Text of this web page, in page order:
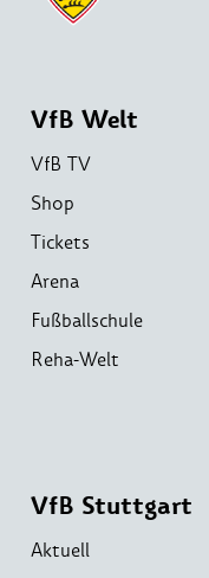
VfB Welt
VfB TV
Shop
Tickets
Arena
Fußballschule
Reha-Welt
VfB Stuttgart
Aktuell